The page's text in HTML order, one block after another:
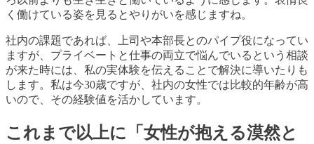
く働けている姿を見るとやりがいを感じますね。
社内の課題であれば、上司や本部長とのパイプ役になってい
ますが、プライベートと仕事の両立で悩んでいるという相談
が来た時には、私の実体験を伝えることで解決に導いたりも
します。私は今30歳ですが、社内の女性では比較的年齢が高
いので、その経験値を活かしています。
これまで以上に「女性が抱える漠然と